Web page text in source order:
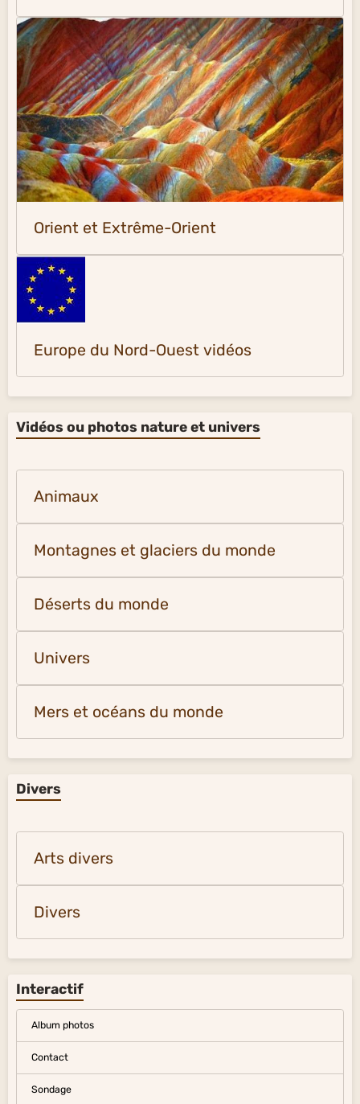
Orient et Extrême-Orient
Europe du Nord-Ouest vidéos
Vidéos ou photos nature et univers
Animaux
Montagnes et glaciers du monde
Déserts du monde
Univers
Mers et océans du monde
Divers
Arts divers
Divers
Interactif
Album photos
Contact
Sondage